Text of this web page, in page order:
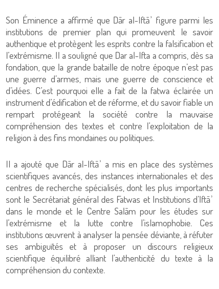
Son Éminence a affirmé que Dār al-Iftāʾ figure parmi les
institutions de premier plan qui promeuvent le savoir
authentique et protègent les esprits contre la falsification et
l’extrémisme. Il a souligné que Dar al-Ifta a compris, dès sa
fondation, que la grande bataille de notre époque n’est pas
une guerre d’armes, mais une guerre de conscience et
d’idées. C’est pourquoi elle a fait de la fatwa éclairée un
instrument d’édification et de réforme, et du savoir fiable un
rempart protégeant la société contre la mauvaise
compréhension des textes et contre l’exploitation de la
religion à des fins mondaines ou politiques.
Il a ajouté que Dār al-Iftāʾ a mis en place des systèmes
scientifiques avancés, des instances internationales et des
centres de recherche spécialisés, dont les plus importants
sont le Secrétariat général des Fatwas et Institutions d’Iftāʾ
dans le monde et le Centre Salām pour les études sur
l’extrémisme et la lutte contre l’islamophobie. Ces
institutions œuvrent à analyser la pensée déviante, à réfuter
ses ambiguïtés et à proposer un discours religieux
scientifique équilibré alliant l’authenticité du texte à la
compréhension du contexte.